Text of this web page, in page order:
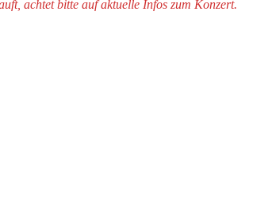
achtet bitte auf aktuelle Infos zum Konzert.